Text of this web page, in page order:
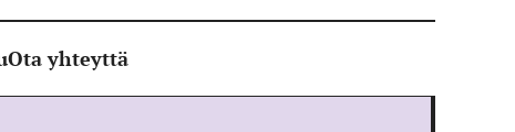
Ota yhteyttä